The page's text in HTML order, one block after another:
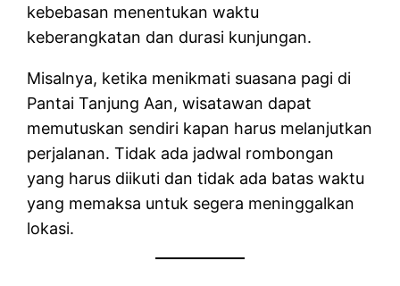
kebebasan menentukan waktu
keberangkatan dan durasi kunjungan.
Misalnya, ketika menikmati suasana pagi di
Pantai Tanjung Aan, wisatawan dapat
memutuskan sendiri kapan harus melanjutkan
perjalanan. Tidak ada jadwal rombongan
yang harus diikuti dan tidak ada batas waktu
yang memaksa untuk segera meninggalkan
lokasi.